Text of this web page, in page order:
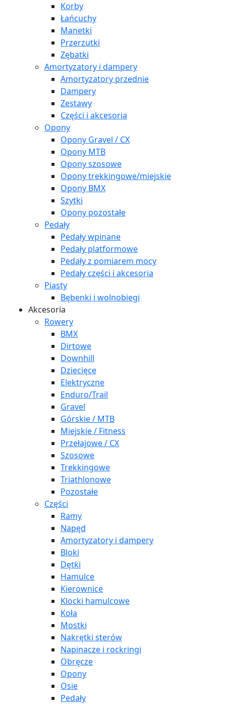
Korby
Łańcuchy
Manetki
Przerzutki
Zębatki
Amortyzatory i dampery
Amortyzatory przednie
Dampery
Zestawy
Części i akcesoria
Opony
Opony Gravel / CX
Opony MTB
Opony szosowe
Opony trekkingowe/miejskie
Opony BMX
Szytki
Opony pozostałe
Pedały
Pedały wpinane
Pedały platformowe
Pedały z pomiarem mocy
Pedały części i akcesoria
Piasty
Bębenki i wolnobiegi
Akcesoria
Rowery
BMX
Dirtowe
Downhill
Dziecięce
Elektryczne
Enduro/Trail
Gravel
Górskie / MTB
Miejskie / Fitness
Przełajowe / CX
Szosowe
Trekkingowe
Triathlonowe
Pozostałe
Części
Ramy
Napęd
Amortyzatory i dampery
Bloki
Dętki
Hamulce
Kierownice
Klocki hamulcowe
Koła
Mostki
Nakrętki sterów
Napinacze i rockringi
Obręcze
Opony
Osie
Pedały